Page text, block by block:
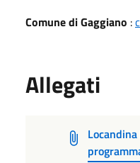
Comune di Gaggiano :
Allegati